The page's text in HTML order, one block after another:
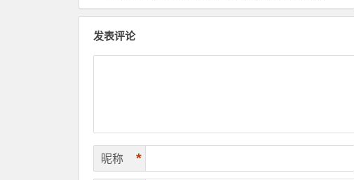
发表评论
昵称 *